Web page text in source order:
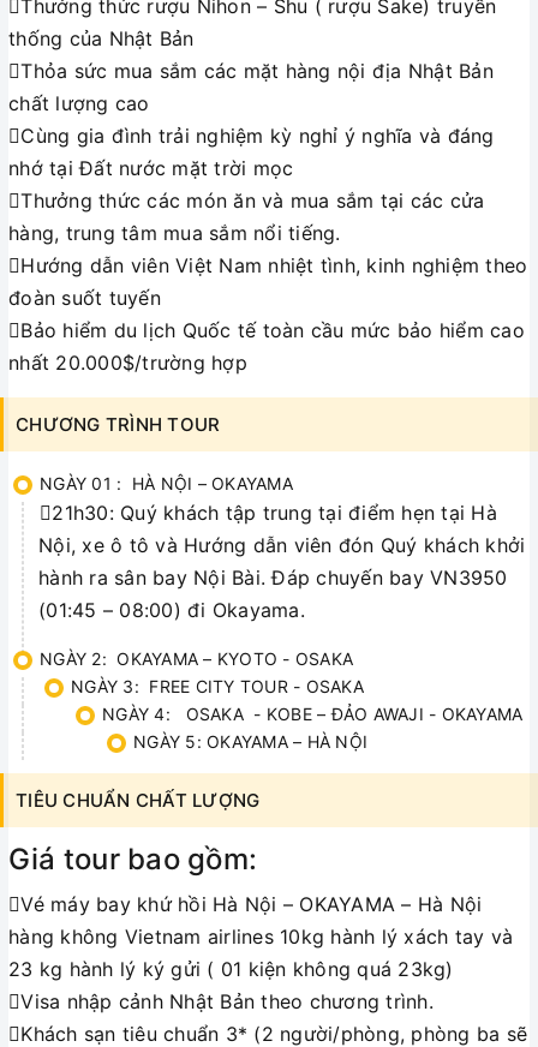
Thưởng thức rượu Nihon – Shu ( rượu Sake) truyền
thống của Nhật Bản
Thỏa sức mua sắm các mặt hàng nội địa Nhật Bản
chất lượng cao
Cùng gia đình trải nghiệm kỳ nghỉ ý nghĩa và đáng
nhớ tại Đất nước mặt trời mọc
Thưởng thức các món ăn và mua sắm tại các cửa
hàng, trung tâm mua sắm nổi tiếng.
Hướng dẫn viên Việt Nam nhiệt tình, kinh nghiệm theo
đoàn suốt tuyến
Bảo hiểm du lịch Quốc tế toàn cầu mức bảo hiểm cao
nhất 20.000$/trường hợp
CHƯƠNG TRÌNH TOUR
NGÀY 01 : HÀ NỘI – OKAYAMA
21h30: Quý khách tập trung tại điểm hẹn tại Hà
Nội, xe ô tô và Hướng dẫn viên đón Quý khách khởi
hành ra sân bay Nội Bài. Đáp chuyến bay VN3950
(01:45 – 08:00) đi Okayama.
NGÀY 2: OKAYAMA – KYOTO - OSAKA
NGÀY 3: FREE CITY TOUR - OSAKA
NGÀY 4: OSAKA - KOBE – ĐẢO AWAJI - OKAYAMA
NGÀY 5: OKAYAMA – HÀ NỘI
TIÊU CHUẨN CHẤT LƯỢNG
Giá tour bao gồm:
Vé máy bay khứ hồi Hà Nội – OKAYAMA – Hà Nội
hàng không Vietnam airlines 10kg hành lý xách tay và
23 kg hành lý ký gửi ( 01 kiện không quá 23kg)
Visa nhập cảnh Nhật Bản theo chương trình.
Khách sạn tiêu chuẩn 3* (2 người/phòng, phòng ba sẽ